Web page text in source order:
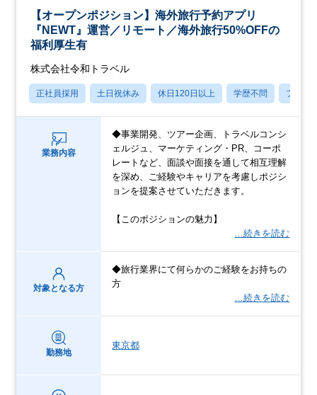
【オープンポジション】海外旅行予約アプリ
『NEWT』運営／リモート／海外旅行50%OFFの
福利厚生有
株式会社令和トラベル
正社員採用 土日祝休み 休日120日以上 学歴不問 フレッ
業務内容
◆事業開発、ツアー企画、トラベルコンシ
ェルジュ、マーケティング・PR、コーポ
レートなど、面談や面接を通して相互理解
を深め、ご経験やキャリアを考慮しポジシ
ョンを提案させていただきます。
【このポジションの魅力】
…続きを読む
対象となる方
◆旅行業界にて何らかのご経験をお持ちの
方
…続きを読む
勤務地
東京都